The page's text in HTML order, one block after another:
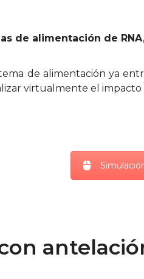
de alimentación de
de alimentación ya
virtualmente el impacto